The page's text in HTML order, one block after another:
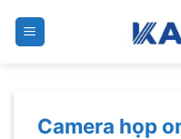
Camera họp